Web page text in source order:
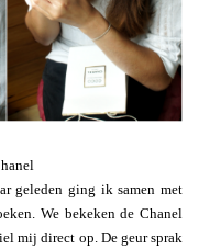
geleden ging ik samen met
We bekeken de Chanel
mij direct op. De geur sprak